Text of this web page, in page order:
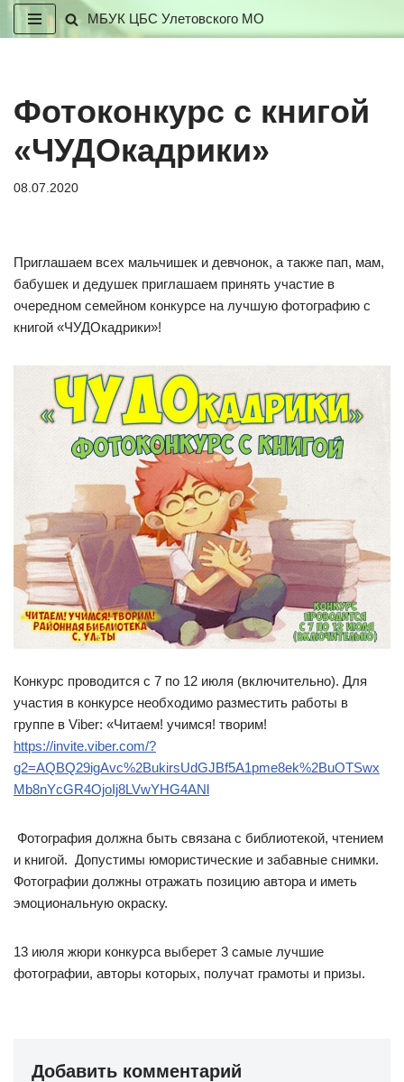
МБУК ЦБС Улетовского МО
Фотоконкурс с книгой
«ЧУДОкадрики»
08.07.2020
Приглашаем всех мальчишек и девчонок, а также пап, мам,
бабушек и дедушек приглашаем принять участие в
очередном семейном конкурсе на лучшую фотографию с
книгой «ЧУДОкадрики»!
Конкурс проводится с 7 по 12 июля (включительно). Для
участия в конкурсе необходимо разместить работы в
группе в Viber: «Читаем! учимся! творим!
https://invite.viber.com/?
g2=AQBQ29igAvc%2BukirsUdGJBf5A1pme8ek%2BuOTSwx
Mb8nYcGR4OjoIj8LVwYHG4ANl
Фотография должна быть связана с библиотекой, чтением
и книгой. Допустимы юмористические и забавные снимки.
Фотографии должны отражать позицию автора и иметь
эмоциональную окраску.
13 июля жюри конкурса выберет 3 самые лучшие
фотографии, авторы которых, получат грамоты и призы.
Добавить комментарий